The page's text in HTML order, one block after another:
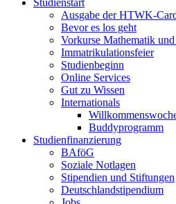
Studienstart
Ausgabe der HTWK-
Bevor es los geht
Vorkurse Mathematik
Immatrikulationsfeier
Studienbeginn
Online Services
Gut zu Wissen
Internationals
Buddyprogramm
Studienfinanzierung
BAföG
Soziale Notlagen
Stipendien und Stiftungen
Deutschlandstipendium